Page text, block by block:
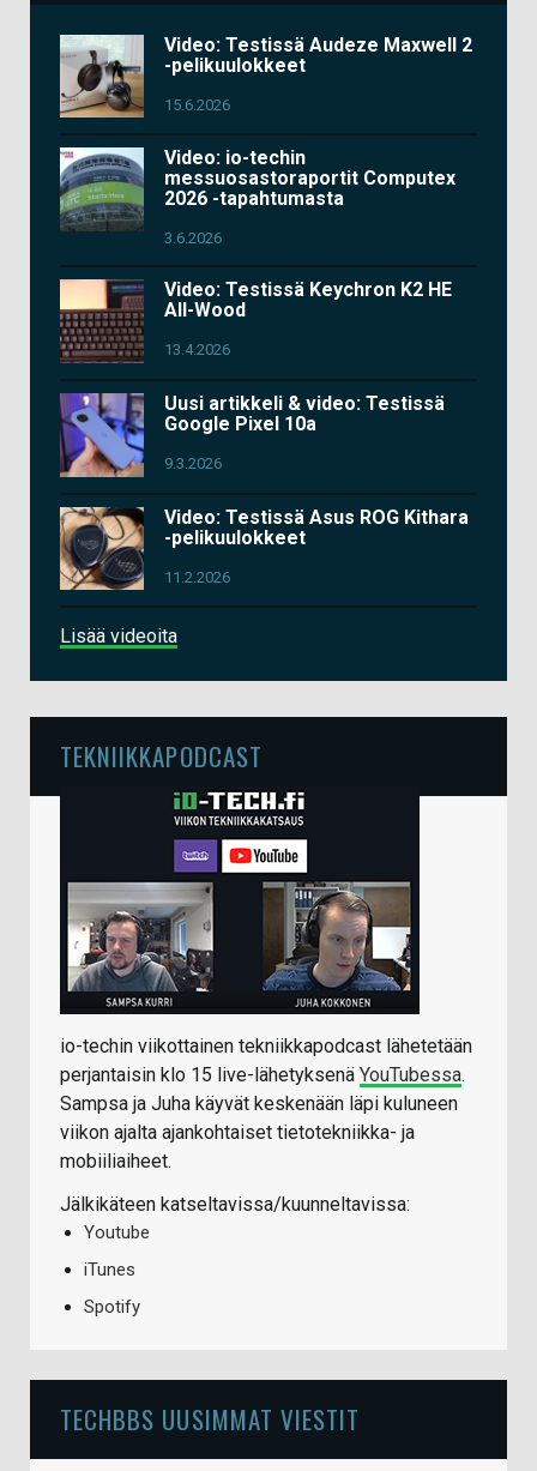
Video: Testissä Audeze Maxwell 2
-pelikuulokkeet
15.6.2026
Video: io-techin
messuosastoraportit Computex
2026 -tapahtumasta
3.6.2026
Video: Testissä Keychron K2 HE
All-Wood
13.4.2026
Uusi artikkeli & video: Testissä
Google Pixel 10a
9.3.2026
Video: Testissä Asus ROG Kithara
-pelikuulokkeet
11.2.2026
Lisää videoita
TEKNIIKKAPODCAST
io-techin viikottainen tekniikkapodcast lähetetään
perjantaisin klo 15 live-lähetyksenä YouTubessa.
Sampsa ja Juha käyvät keskenään läpi kuluneen
viikon ajalta ajankohtaiset tietotekniikka- ja
mobiiliaiheet.
Jälkikäteen katseltavissa/kuunneltavissa:
Youtube
iTunes
Spotify
TECHBBS UUSIMMAT VIESTIT